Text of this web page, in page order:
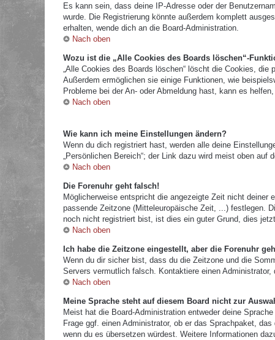
Es kann sein, dass deine IP-Adresse oder der
wurde. Die Registrierung könnte außerdem komplett
erhalten, wende dich an die Board-Administration.
Nach oben
Wozu ist die „Alle Cookies des Boards löschen“-
„Alle Cookies des Boards löschen“ löscht die Cookies,
Außerdem ermöglichen sie einige Funktionen, wie
Probleme bei der An- oder Abmeldung hast, kann es
Nach oben
Wie kann ich meine Einstellungen ändern?
Wenn du dich registriert hast, werden alle deine
„Persönlichen Bereich“; der Link dazu wird meist oben
Nach oben
Die Forenuhr geht falsch!
Möglicherweise entspricht die angezeigte Zeit nicht deiner
passende Zeitzone (Mitteleuropäische Zeit, ...) festlegen.
noch nicht registriert bist, ist dies ein guter Grund, dies
Nach oben
Ich habe die Zeitzone eingestellt, aber die Forenuhr
Wenn du dir sicher bist, dass du die Zeitzone und die
Servers vermutlich falsch. Kontaktiere einen Administrator,
Nach oben
Meine Sprache steht auf diesem Board nicht zur
Meist hat die Board-Administration entweder deine
Frage ggf. einen Administrator, ob er das Sprachpaket,
wenn du es übersetzen würdest. Weitere Informationen